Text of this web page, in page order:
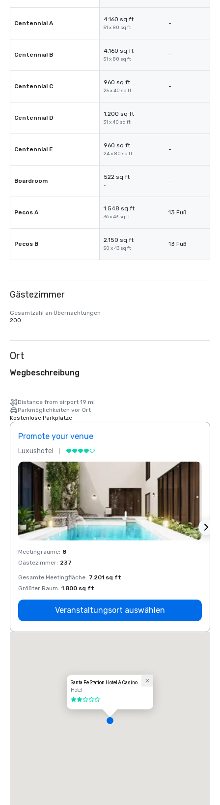
Centennial A
4.160 sq ft
51 x 80 sq ft
-
Centennial B
4.160 sq ft
51 x 80 sq ft
-
Centennial C
960 sq ft
25 x 40 sq ft
-
Centennial D
1.200 sq ft
31 x 40 sq ft
-
Centennial E
960 sq ft
24 x 80 sq ft
-
Boardroom
522 sq ft
-
-
Pecos A
1.548 sq ft
36 x 43 sq ft
13 Fuß
Pecos B
2.150 sq ft
50 x 43 sq ft
13 Fuß
Gästezimmer
Gesamtzahl an Übernachtungen
200
Ort
Wegbeschreibung
Distance from airport 19 mi
Parkmöglichkeiten vor Ort
Kostenlose Parkplätze
Promote your venue
Luxushotel
Meetingräume: 8
Gästezimmer: 237
Gesamte Meetingfläche: 7.201 sq ft
Größter Raum: 1.800 sq ft
Veranstaltungsort auswählen
Santa Fe Station Hotel & Casino
Hotel
2 von 5